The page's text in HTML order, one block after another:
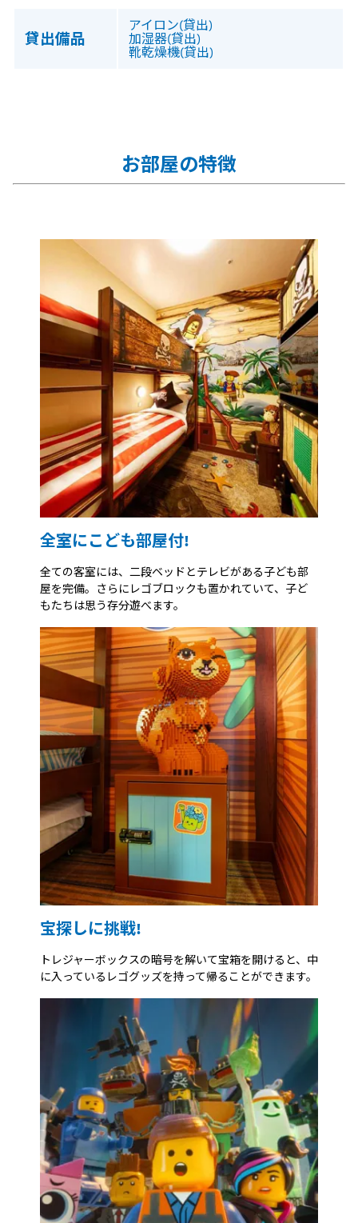
貸出備品
アイロン(貸出)
加湿器(貸出)
靴乾燥機(貸出)
お部屋の特徴
全室にこども部屋付!
全ての客室には、二段ベッドとテレビがある子ども部
屋を完備。さらにレゴブロックも置かれていて、子ど
もたちは思う存分遊べます。
宝探しに挑戦!
トレジャーボックスの暗号を解いて宝箱を開けると、中
に入っているレゴグッズを持って帰ることができます。